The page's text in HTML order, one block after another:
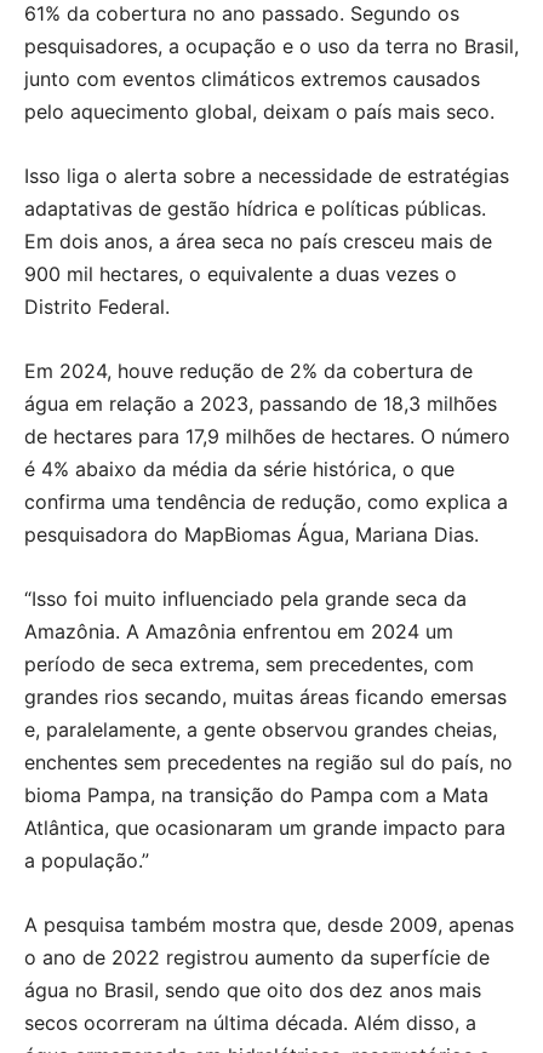
61% da cobertura no ano passado. Segundo os
pesquisadores, a ocupação e o uso da terra no Brasil,
junto com eventos climáticos extremos causados
pelo aquecimento global, deixam o país mais seco.
Isso liga o alerta sobre a necessidade de estratégias
adaptativas de gestão hídrica e políticas públicas.
Em dois anos, a área seca no país cresceu mais de
900 mil hectares, o equivalente a duas vezes o
Distrito Federal.
Em 2024, houve redução de 2% da cobertura de
água em relação a 2023, passando de 18,3 milhões
de hectares para 17,9 milhões de hectares. O número
é 4% abaixo da média da série histórica, o que
confirma uma tendência de redução, como explica a
pesquisadora do MapBiomas Água, Mariana Dias.
“Isso foi muito influenciado pela grande seca da
Amazônia. A Amazônia enfrentou em 2024 um
período de seca extrema, sem precedentes, com
grandes rios secando, muitas áreas ficando emersas
e, paralelamente, a gente observou grandes cheias,
enchentes sem precedentes na região sul do país, no
bioma Pampa, na transição do Pampa com a Mata
Atlântica, que ocasionaram um grande impacto para
a população.”
A pesquisa também mostra que, desde 2009, apenas
o ano de 2022 registrou aumento da superfície de
água no Brasil, sendo que oito dos dez anos mais
secos ocorreram na última década. Além disso, a